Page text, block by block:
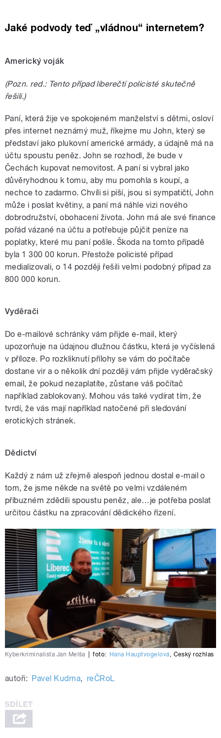
Jaké podvody teď „vládnou“ internetem?
Americký voják
(Pozn. red.: Tento případ liberečtí policisté skutečně
řešili.)
Paní, která žije ve spokojeném manželství s dětmi, osloví
přes internet neznámý muž, říkejme mu John, který se
představí jako plukovní americké armády, a údajně má na
účtu spoustu peněz. John se rozhodl, že bude v
Čechách kupovat nemovitost. A paní si vybral jako
důvěryhodnou k tomu, aby mu pomohla s koupí, a
nechce to zadarmo. Chvíli si píší, jsou si sympatičtí, John
může i poslat květiny, a paní má náhle vizi nového
dobrodružství, obohacení života. John má ale své finance
pořád vázané na účtu a potřebuje půjčit peníze na
poplatky, které mu paní pošle. Škoda na tomto případě
byla 1 300 00 korun. Přestože policisté případ
medializovali, o 14 později řešili velmi podobný případ za
800 000 korun.
Vyděrači
Do e-mailové schránky vám přijde e-mail, který
upozorňuje na údajnou dlužnou částku, která je vyčíslená
v příloze. Po rozkliknutí přílohy se vám do počítače
dostane vir a o několik dní později vám přijde vyděračský
email, že pokud nezaplatíte, zůstane váš počítač
například zablokovaný. Mohou vás také vydírat tím, že
tvrdí, že vás mají například natočené při sledování
erotických stránek.
Dědictví
Každý z nám už zřejmě alespoň jednou dostal e-mail o
tom, že jsme někde na světě po velmi vzdáleném
příbuzném zdědili spoustu peněz, ale…je potřeba poslat
určitou částku na zpracování dědického řízení.
Kyberkriminalista Jan Melša foto: Hana Hauptvogelová, Český rozhlas
autoři: Pavel Kudrna, reČRoL